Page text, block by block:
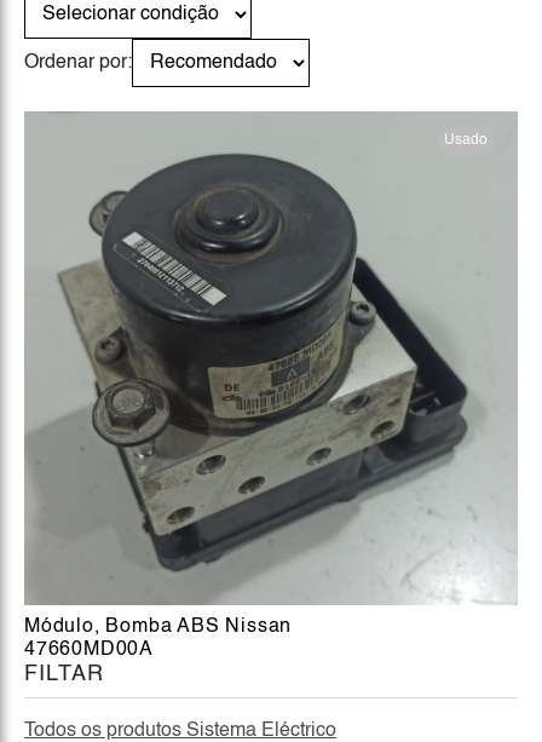
FILTAR
Todos os produtos Sistema Eléctrico
Ordenar por:
Usado
Módulo, Bomba ABS Nissan
47660MD00A